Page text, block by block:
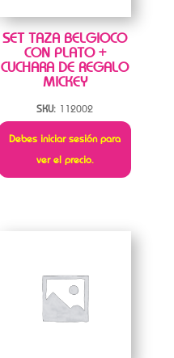
SET TAZA BELGIOCO
CON PLATO +
CUCHARA DE REGALO
MICKEY
SKU: 112002
Debes iniciar sesión para
ver el precio.